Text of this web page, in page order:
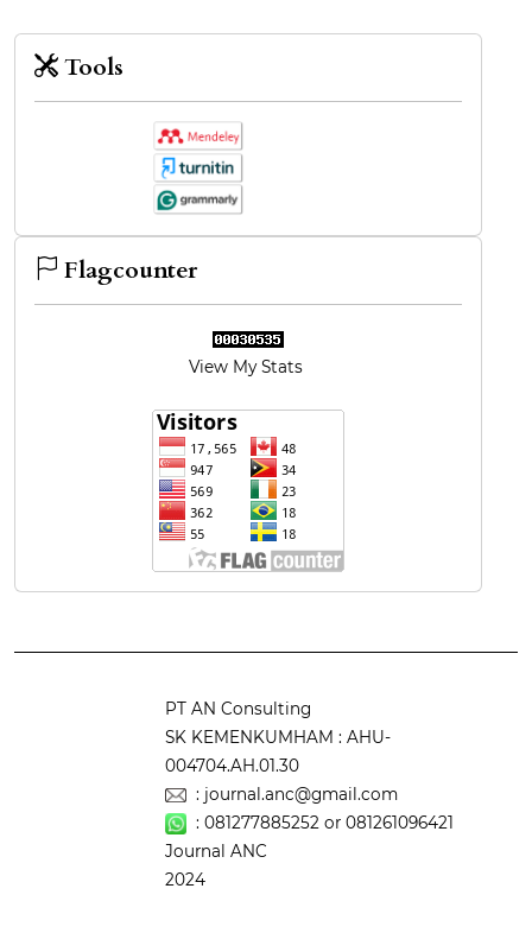
Tools
Flagcounter
View My Stats
PT AN Consulting
SK KEMENKUMHAM : AHU-
004704.AH.01.30
: journal.anc@gmail.com
:081277885252 or081261096421
Journal ANC
2024